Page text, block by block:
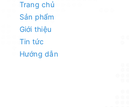
Trang chủ
Sản phẩm
Giới thiệu
Tin tức
Hướng dẫn